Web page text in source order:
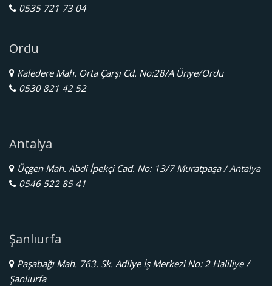
0535 721 73 04
Ordu
Kaledere Mah. Orta Çarşı Cd. No:28/A Ünye/Ordu
0530 821 42 52
Antalya
Üçgen Mah. Abdi İpekçi Cad. No: 13/7 Muratpaşa / Antalya
0546 522 85 41
Şanlıurfa
Paşabağı Mah. 763. Sk. Adliye İş Merkezi No: 2 Haliliye /
Şanlıurfa